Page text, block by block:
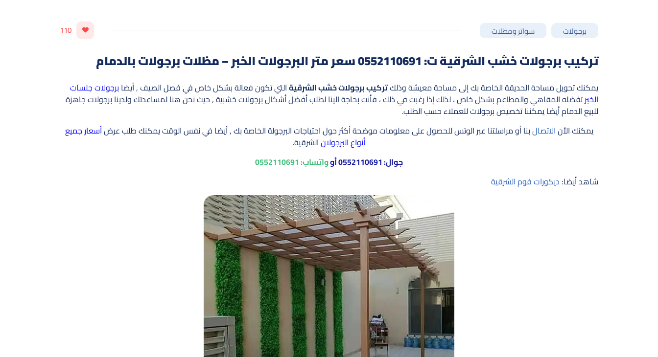
برجولات سواتر ومظلات 110
تركيب برجولات خشب الشرقية ت: 0552110691 سعر متر البرجولات الخبر – مظلات برجولات بالدمام
يمكنك تحويل مساحة الحديقة الخاصة بك إلى مساحة معيشة وذلكتركيب برجولات خشب الشرقيةالتي تكون فعالة بشكل خاص في فصل الصيف , أيضا برجولات جلسات
الخبرتفضله المقاهي والمطاعم بشكل خاص ، لذلك إذا رغبت في ذلك ، فأنت بحاجة الينا لطلب أفضل أشكال برجولات خشبية , حيث نحن هنا لمساعدتك ولدينا برجولات جاهزة
للبيع الدمام أيضا يمكننا تخصيص برجولات للعملاء حسب الطلب.
يمكنك الأنالاتصالبنا أو مراسلتنا عبر الوتس للحصول على معلومات موضحة أكثر حول احتياجات البرجولة الخاصة بك , أيضا في نفس الوقت يمكنك طلب عرضأسعار جميع
أنواع البرجولانالشرقية.
جوال:0552110691أوواتساب:0552110691
شاهد أيضا: ديكورات فوم الشرقية